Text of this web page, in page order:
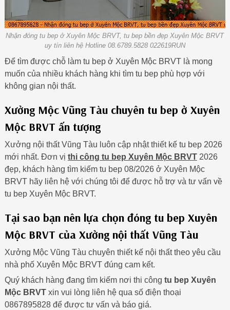
Nhận đóng tu bep ở Xuyên Mộc BRVT, tu bep bền đẹp Xuyên Mộc BRVT
uy tín liên hệ Hotline 08.6789.5828 022619RUN
Để tìm được chỗ làm tu bep ở Xuyên Mộc BRVT là mong
muốn của nhiều khách hàng khi tìm tu bep phù hợp với
không gian nội thất.
Xưởng Mộc Vũng Tàu chuyên tu bep ở Xuyên
Mộc BRVT ấn tượng
Xưởng nội thất Vũng Tàu luôn cập nhật thiết kế tu bep 2026
mới nhất. Đơn vị thi công tu bep Xuyên Mộc BRVT2026
đẹp, khách hàng tìm kiếm tu bep 08/2026 ở Xuyên Mộc
BRVT hãy liên hệ với chúng tôi để được hỗ trợ và tư vấn về
tu bep Xuyên Mộc BRVT.
Tại sao bạn nên lựa chọn đóng tu bep Xuyên
Mộc BRVT của Xưởng nội thất Vũng Tàu
Xưởng Mộc Vũng Tàu chuyên thiết kế nội thất theo yêu cầu
nhà phố Xuyên Mộc BRVT đúng cam kết.
Quý khách hàng đang tìm kiếm nơi thi công tu bep Xuyên
Mộc BRVTxin vui lòng liên hệ qua số điện thoại
0867895828 để được tư vấn và báo giá.